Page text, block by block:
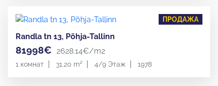
ПРОДАЖА
Randla tn 13, Põhja-Tallinn
81998€ 2628.14€/m2
1 комнат 31.20 m² 4/9 Этаж 1978